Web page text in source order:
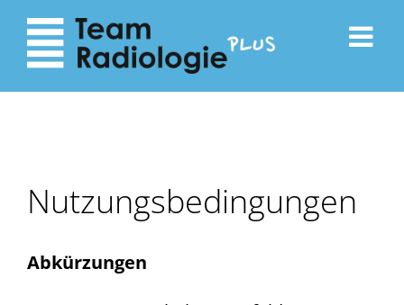
zum
Inhalt
Navigation
Nutzungsbedingungen
Abkürzungen